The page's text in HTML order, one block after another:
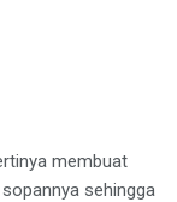
membuat
sehingga